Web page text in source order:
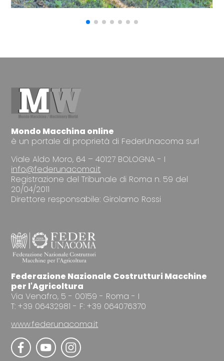
Mondo Macchina online
è un portale di proprietà di FederUnacoma surl
Viale Aldo Moro, 64 – 40127 BOLOGNA - I
info@federunacoma.it
Registrazione del Tribunale di Roma n. 59 del
20/04/2011
Direttore responsabile: Girolamo Rossi
Federazione Nazionale Costrutturi Macchine
per l'Agricoltura
Via Venafro, 5 - 00159 - Roma - I
T: +39 06432981 - F: +39 064076370
www.federunacoma.it